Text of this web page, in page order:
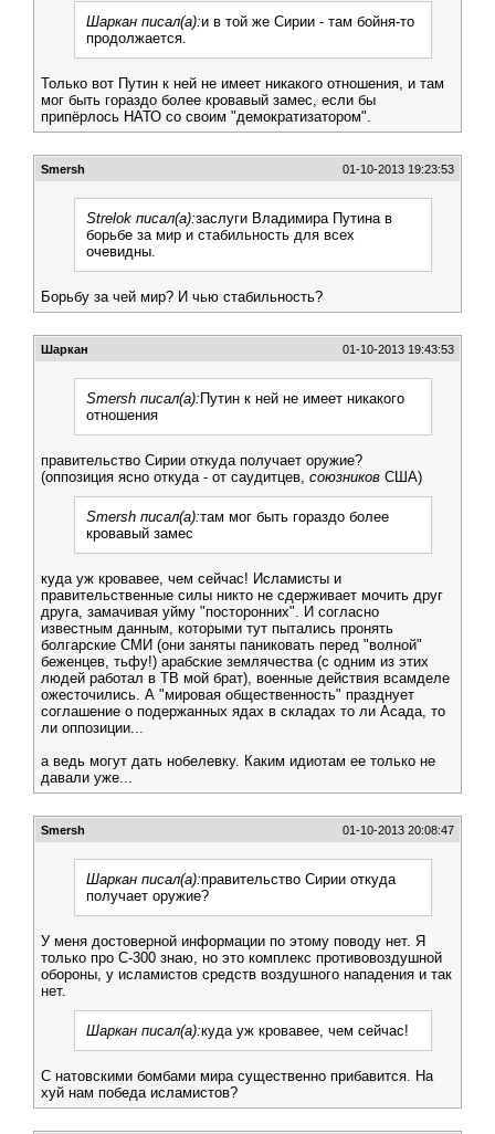
Шаркан писал(а):и в той же Сирии - там бойня-то
продолжается.
Только вот Путин к ней не имеет никакого отношения, и там
мог быть гораздо более кровавый замес, если бы
припёрлось НАТО со своим "демократизатором".
Smersh 01-10-2013 19:23:53
Strelok писал(а):заслуги Владимира Путина в
борьбе за мир и стабильность для всех
очевидны.
Борьбу за чей мир? И чью стабильность?
Шаркан 01-10-2013 19:43:53
Smersh писал(а): Путин к ней не имеет никакого
отношения
правительство Сирии откуда получает оружие?
(оппозиция ясно откуда - от саудитцев, союзников США)
Smersh писал(а):там мог быть гораздо более
кровавый замес
куда уж кровавее, чем сейчас! Исламисты и
правительственные силы никто не сдерживает мочить друг
друга, замачивая уйму "посторонних". И согласно
известным данным, которыми тут пытались пронять
болгарские СМИ (они заняты паниковать перед "волной"
беженцев, тьфу!) арабские землячества (с одним из этих
людей работал в ТВ мой брат), военные действия всамделе
ожесточились. А "мировая общественность" празднует
соглашение о подержанных ядах в складах то ли Асада, то
ли оппозиции...
а ведь могут дать нобелевку. Каким идиотам ее только не
давали уже...
Smersh 01-10-2013 20:08:47
Шаркан писал(а):правительство Сирии откуда
получает оружие?
У меня достоверной информации по этому поводу нет. Я
только про С-300 знаю, но это комплекс противовоздушной
обороны, у исламистов средств воздушного нападения и так
нет.
Шаркан писал(а):куда уж кровавее, чем сейчас!
С натовскими бомбами мира существенно прибавится. На
хуй нам победа исламистов?